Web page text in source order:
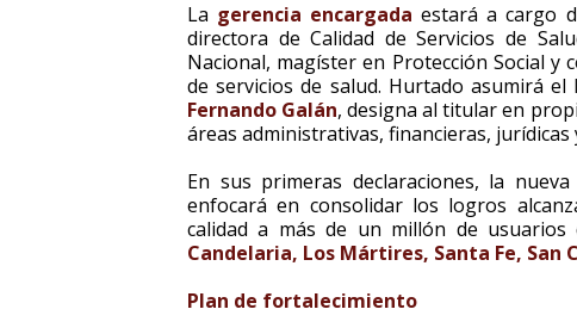
La gerencia encargada estará a cargo
directora de Calidad de Servicios de
Nacional, magíster en Protección Social
de servicios de salud. Hurtado asumirá
Fernando Galán, designa al titular en
áreas administrativas, financieras, jurídicas
En sus primeras declaraciones, la
enfocará en consolidar los logros
calidad a más de un millón de
Candelaria, Los Mártires, Santa Fe,
Plan de fortalecimiento